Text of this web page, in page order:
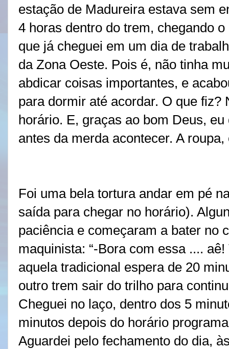
estação de Madureira estava sem
4 horas dentro do trem, chegando
que já cheguei em um dia de
da Zona Oeste. Pois é, não tinha
abdicar coisas importantes, e
para dormir até acordar. O que fiz?
horário. E, graças ao bom Deus,
antes da merda acontecer. A
Foi uma bela tortura andar em pé
saída para chegar no horário).
paciência e começaram a bater no
maquinista: “-Bora com essa ....
aquela tradicional espera de 20
outro trem sair do trilho para
Cheguei no laço, dentro dos 5
minutos depois do horário
Aguardei pelo fechamento do dia,